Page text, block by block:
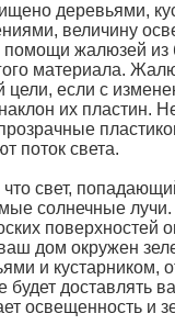
деревьями,
величину
помощи жалюзей из
материала.
цели, если с
их пластин.
поток света.
свет,
солнечные лучи.
поверхностей
дом окружен
и кустарником,
будет доставлять
освещенность и